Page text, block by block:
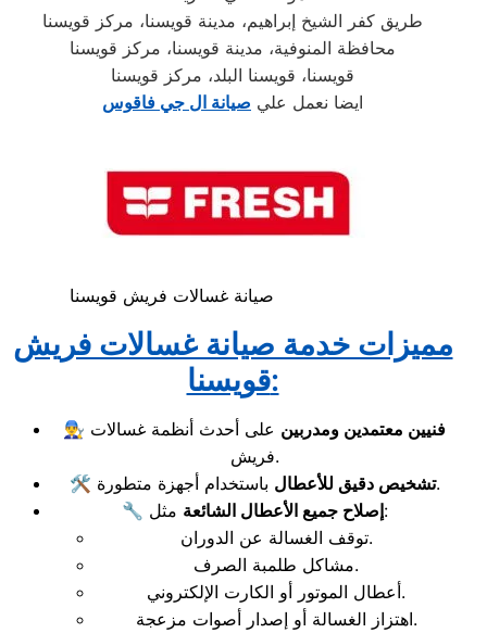
طريق كفر الشيخ إبراهيم، مدينة قويسنا، مركز قويسنا
محافظة المنوفية، مدينة قويسنا، مركز قويسنا
قويسنا، قويسنا البلد، مركز قويسنا
ايضا نعمل علي صيانة ال جي فاقوس
صيانة غسالات فريش قويسنا
مميزات خدمة صيانة غسالات فريش
قويسنا:
👨‍🔧 فنيين معتمدين ومدربين على أحدث أنظمة غسالات
فريش.
🛠️
تشخيص دقيق للأعطالباستخدام أجهزة متطورة.
🔧
إصلاح جميع الأعطال الشائعةمثل:
توقف الغسالة عن الدوران.
مشاكل طلمبة الصرف.
أعطال الموتور أو الكارت الإلكتروني.
اهتزاز الغسالة أو إصدار أصوات مزعجة.